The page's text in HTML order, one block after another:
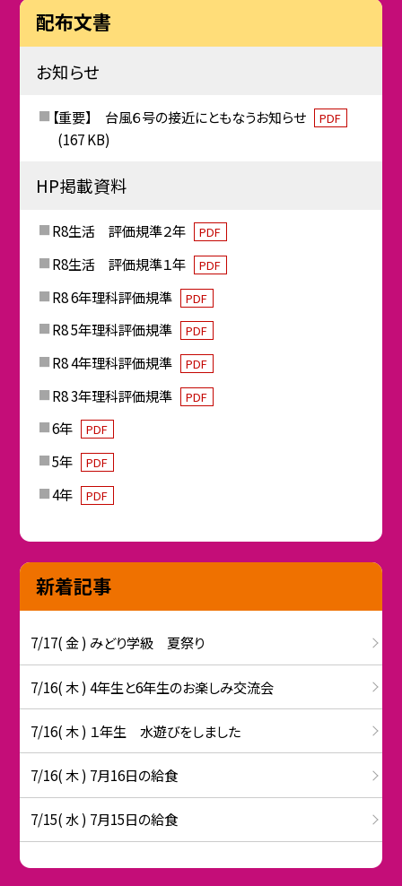
配布文書
お知らせ
【重要】 台風６号の接近にともなうお知らせ PDF
(167 KB)
HP掲載資料
R8生活 評価規準２年 PDF
R8生活 評価規準１年 PDF
R8 6年理科評価規準 PDF
R8 5年理科評価規準 PDF
R8 4年理科評価規準 PDF
R8 3年理科評価規準 PDF
6年 PDF
5年 PDF
4年 PDF
新着記事
7/17( 金 ) みどり学級 夏祭り
7/16( 木 ) 4年生と6年生のお楽しみ交流会
7/16( 木 ) １年生 水遊びをしました
7/16( 木 ) 7月16日の給食
7/15( 水 ) 7月15日の給食